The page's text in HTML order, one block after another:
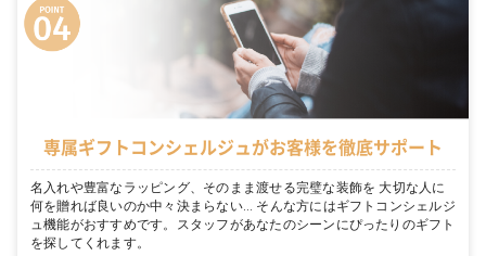
専属ギフトコンシェルジュがお客様を徹底サポート
名入れや豊富なラッピング、そのまま渡せる完璧な装飾を 大切な人に
何を贈れば良いのか中々決まらない… そんな方にはギフトコンシェルジ
ュ機能がおすすめです。スタッフがあなたのシーンにぴったりのギフト
を探してくれます。